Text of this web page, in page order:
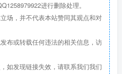
进行删除处理。
场，并不代表本站赞同其观点和对
布或转载任何违法的相关信息，访
如发现链接失效，请联系我们我们